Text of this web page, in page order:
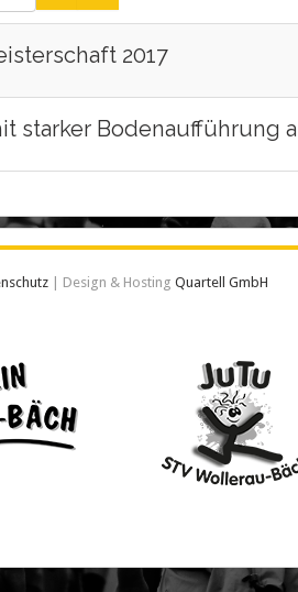
2017
starker Bodenaufführung
| Design & Hosting Quartell GmbH